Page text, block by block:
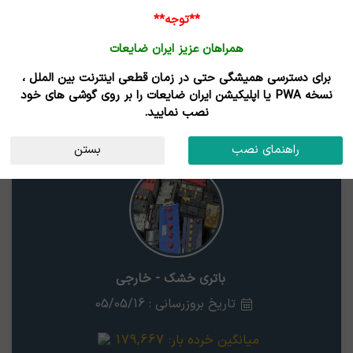
قیمت ضایعات باتری خشک - خارجی
استان
باتری خشک - خارجی
تاریخ بروزرسانی : 05/05/16
میانگین خرده بار: 179,667
**توجه**
همراهان عزیز ایران ضایعات
برای دسترسی همیشگی حتی در زمان قطعی اینترنت بین الملل ،
نسخه PWA یا اپلیکیشن ایران ضایعات را بر روی گوشی های خود
نصب نمایید.
راهنمای نصب بستن